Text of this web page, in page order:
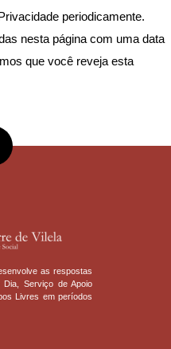
periodicamente.
nesta página com uma data
que você reveja esta
as respostas
Serviço de Apoio
Livres em períodos